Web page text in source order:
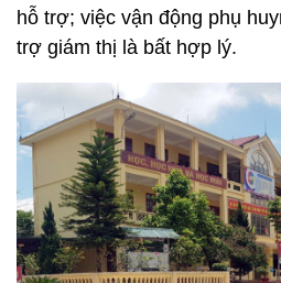
hỗ trợ; việc vận động phụ
trợ giám thị là bất hợp lý.